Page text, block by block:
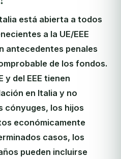
está abierta a todos
a la UE/EEE
antecedentes penales
de los fondos.
y del EEE tienen
en Italia y no
cónyuges, los hijos
económicamente
casos, los
pueden incluirse